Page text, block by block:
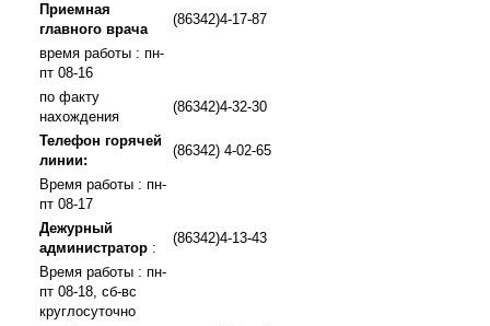
Приемная
главного врача
(86342)4-17-87
время работы : пн-
пт 08-16
по факту
нахождения
(86342)4-32-30
Телефон горячей
линии:
(86342) 4-02-65
Время работы : пн-
пт 08-17
Дежурный
администратор :
(86342)4-13-43
Время работы : пн-
пт 08-18, сб-вс
круглосуточно